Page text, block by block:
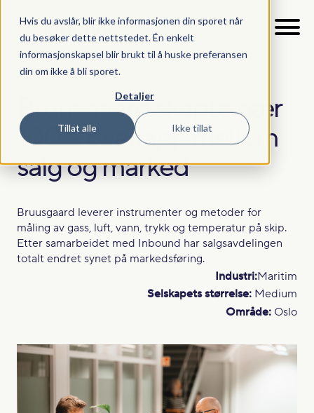
Hvis du avslår, blir ikke informasjonen din sporet når
du besøker dette nettstedet. Én enkelt
informasjonskapsel blir brukt til å huske preferansen
din om ikke å bli sporet.
Detaljer
Tillat alle Ikke tillat
Bruusgaard
Bruusgaard skapte nær
100% overlapp mellom
salg og marked
Bruusgaard leverer instrumenter og metoder for
måling av gass, luft, vann, trykk og temperatur på skip.
Etter samarbeidet med Inbound har salgsavdelingen
totalt endret synet på markedsføring.
Industri:Maritim
Selskapets størrelse: Medium
Område: Oslo